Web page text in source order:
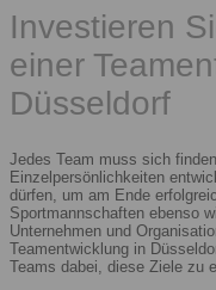
Investieren
einer
Düsseldorf
Jedes Team muss sich
Einzelpersönlichkeiten
dürfen, um am Ende
Sportmannschaften ebenso
Unternehmen und
Teamentwicklung in
Teams dabei, diese Ziele zu